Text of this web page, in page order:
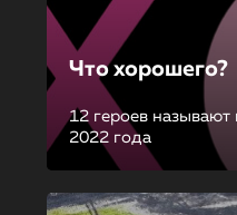
Что хорошего?
12 героев
2022 года